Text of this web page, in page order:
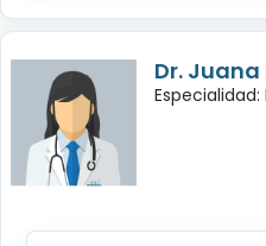
Dr. Juana